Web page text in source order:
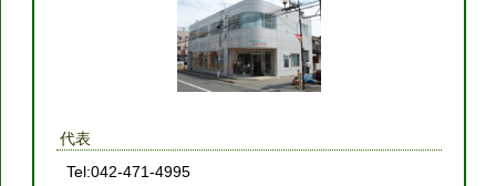
代表
Tel:042-471-4995